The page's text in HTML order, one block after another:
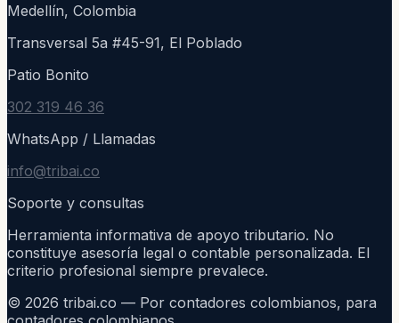
Medellín, Colombia
Transversal 5a #45-91, El Poblado
Patio Bonito
302 319 46 36
WhatsApp / Llamadas
info@tribai.co
Soporte y consultas
Herramienta informativa de apoyo tributario. No
constituye asesoría legal o contable personalizada. El
criterio profesional siempre prevalece.
© 2026 tribai.co — Por contadores colombianos, para